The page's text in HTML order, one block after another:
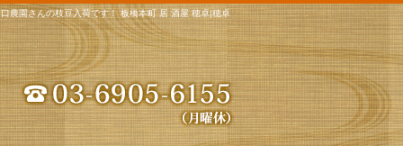
農園さんの枝豆入荷です！ 板橋本町 居 酒屋 穂卓|穂卓